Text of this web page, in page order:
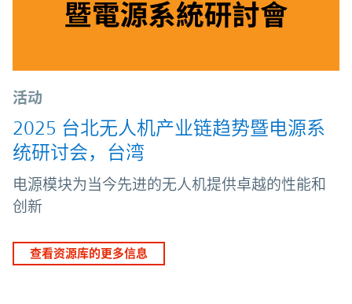
活动
2025 台北无人机产业链趋势暨电源系
统研讨会，台湾
电源模块为当今先进的无人机提供卓越的性能和
创新
查看资源库的更多信息